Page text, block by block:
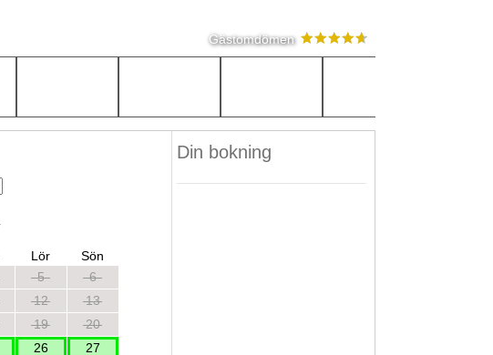
Gästomdömen
Lör
Sön
5
6
12
13
19
20
26
27
Din bokning